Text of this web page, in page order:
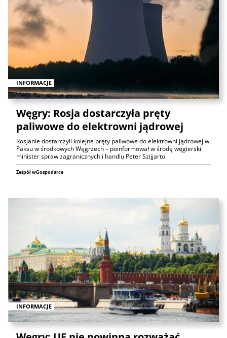
INFORMACJE
Węgry: Rosja dostarczyła pręty
paliwowe do elektrowni jądrowej
Rosjanie dostarczyli kolejne pręty paliwowe do elektrowni jądrowej w
Paksu w środkowych Węgrzech – poinformował w środę węgierski
minister spraw zagranicznych i handlu Peter Szijjarto
Zespół wGospodarce
INFORMACJE